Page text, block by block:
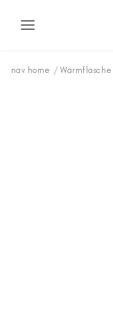
nav.home /